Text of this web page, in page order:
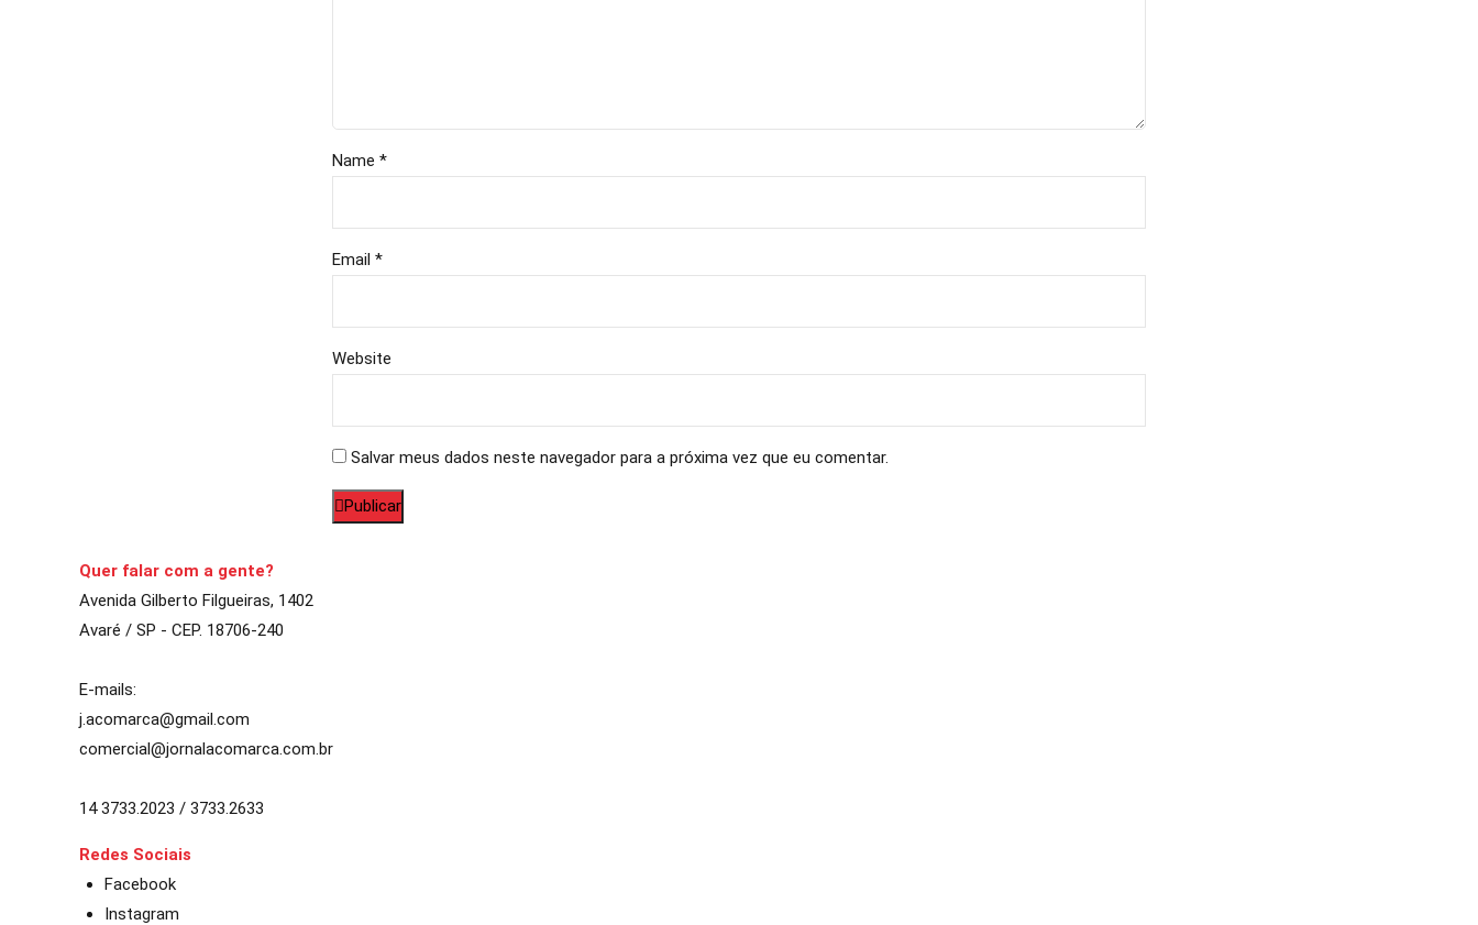
Name *
Email *
Website
Salvar meus dados neste navegador para a próxima vez que eu comentar.
Publicar
Quer falar com a gente?
Avenida Gilberto Filgueiras, 1402
Avaré / SP - CEP. 18706-240
E-mails:
j.acomarca@gmail.com
comercial@jornalacomarca.com.br
14 3733.2023 / 3733.2633
Redes Sociais
Facebook
Instagram